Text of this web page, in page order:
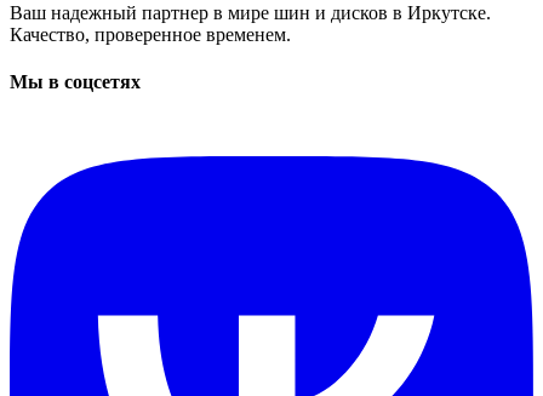
Ваш надежный партнер в мире шин и дисков в Иркутске.
Качество, проверенное временем.
Мы в соцсетях